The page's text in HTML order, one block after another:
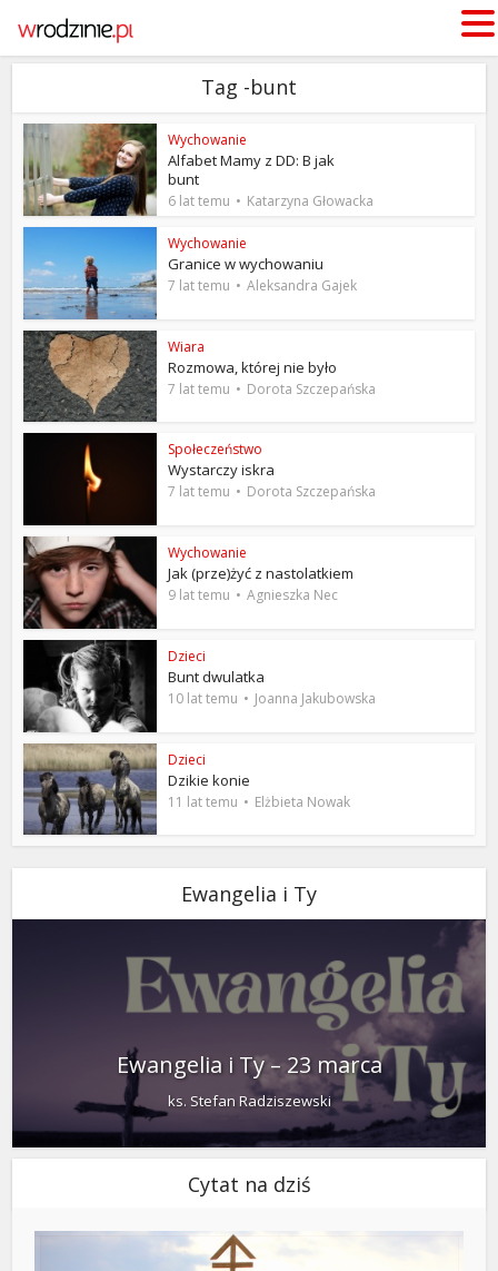
Tag -bunt
Wychowanie
Alfabet Mamy z DD: B jak
bunt
6 lat temu Katarzyna Głowacka
Wychowanie
Granice w wychowaniu
7 lat temu Aleksandra Gajek
Wiara
Rozmowa, której nie było
7 lat temu Dorota Szczepańska
Społeczeństwo
Wystarczy iskra
7 lat temu Dorota Szczepańska
Wychowanie
Jak (prze)żyć z nastolatkiem
9 lat temu Agnieszka Nec
Dzieci
Bunt dwulatka
10 lat temu Joanna Jakubowska
Dzieci
Dzikie konie
11 lat temu Elżbieta Nowak
Ewangelia i Ty
Ewangelia i Ty – 23 marca
ks. Stefan Radziszewski
Cytat na dziś